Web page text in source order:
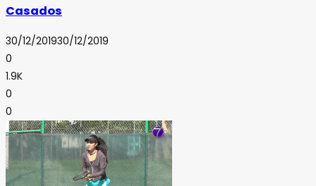
Casados
30/12/201930/12/2019
0
1.9K
0
0